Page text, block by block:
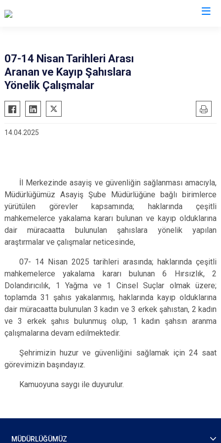
07-14 Nisan Tarihleri Arası
Aranan ve Kayıp Şahıslara
Yönelik Çalışmalar
14.04.2025
İl Merkezinde asayiş ve güvenliğin sağlanması amacıyla,
Müdürlüğümüz Asayiş Şube Müdürlüğüne bağlı birimlerce
yürütülen görevler kapsamında; haklarında çeşitli
mahkemelerce yakalama kararı bulunan ve kayıp olduklarına
dair müracaatta bulunulan şahıslara yönelik yapılan
araştırmalar ve çalışmalar neticesinde,
07- 14 Nisan 2025 tarihleri arasında; haklarında çeşitli
mahkemelerce yakalama kararı bulunan 6 Hırsızlık, 2
Dolandırıcılık, 1 Yağma ve 1 Cinsel Suçlar olmak üzere;
toplamda 31 şahıs yakalanmış, haklarında kayıp olduklarına
dair müracaatta bulunulan 3 kadın ve 3 erkek şahıstan, 2 kadın
ve 3 erkek şahıs bulunmuş olup, 1 kadın şahsın aranma
çalışmalarına devam edilmektedir.
Şehrimizin huzur ve güvenliğini sağlamak için 24 saat
görevimizin başındayız.
Kamuoyuna saygı ile duyurulur.
MÜDÜRLÜĞÜMÜZ